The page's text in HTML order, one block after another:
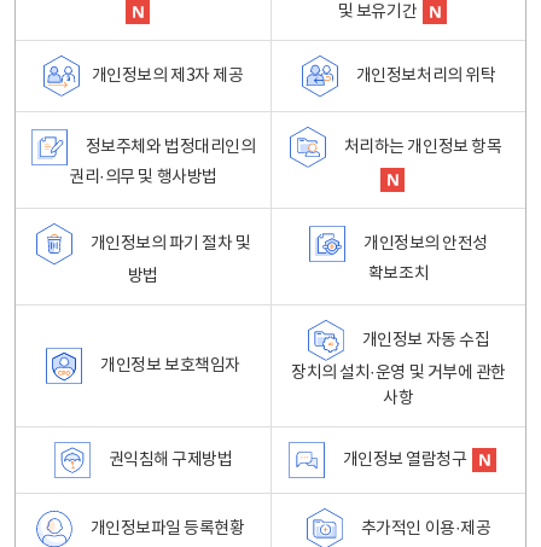
및 보유기간
개인정보의 제3자 제공 개인정보처리의 위탁
정보주체와 법정대리인의
권리·의무 및 행사방법
처리하는 개인정보 항목
개인정보의 파기 절차 및
방법
개인정보의 안전성
확보조치
개인정보 보호책임자
개인정보 자동 수집
장치의 설치·운영 및 거부에 관한
사항
권익침해 구제방법 개인정보 열람청구
개인정보파일 등록현황
추가적인 이용·제공